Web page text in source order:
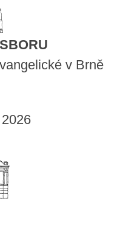
v Brně